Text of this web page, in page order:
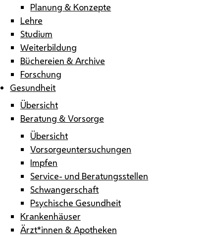
Planung & Konzepte
Lehre
Studium
Weiterbildung
Büchereien & Archive
Forschung
Gesundheit
Übersicht
Beratung & Vorsorge
Übersicht
Vorsorgeuntersuchungen
Impfen
Service- und Beratungsstellen
Schwangerschaft
Psychische Gesundheit
Krankenhäuser
Ärzt*innen & Apotheken